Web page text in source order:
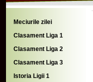
Meciurile zilei
Clasament Liga 1
Clasament Liga 2
Clasament Liga 3
Istoria Ligii 1